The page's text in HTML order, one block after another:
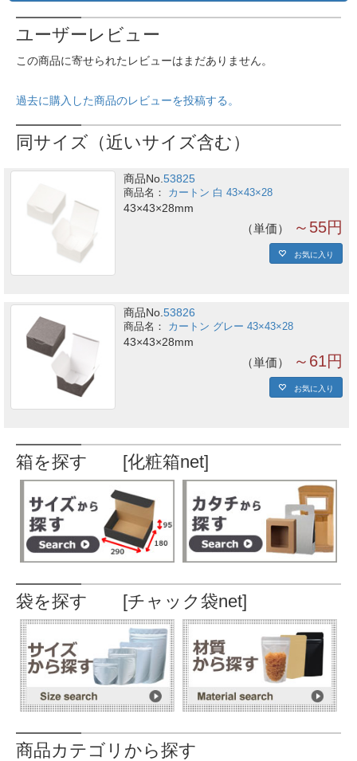
ユーザーレビュー
この商品に寄せられたレビューはまだありません。
過去に購入した商品のレビューを投稿する。
同サイズ（近いサイズ含む）
商品No.53825
カートン 白 43×43×28
43×43×28mm
単価 ～55円
お気に入り
商品No.53826
カートン グレー 43×43×28
43×43×28mm
単価 ～61円
お気に入り
箱を探す [化粧箱net]
袋を探す [チャック袋net]
商品カテゴリから探す